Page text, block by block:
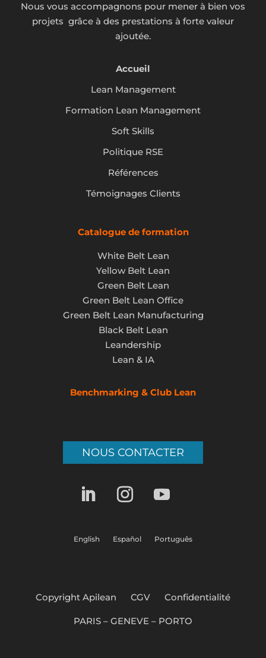
Nous vous accompagnons pour mener à bien vos
projets grâce à des prestations à forte valeur
ajoutée.
Accueil
Lean Management
Formation Lean Management
Soft Skills
Politique RSE
Références
Témoignages Clients
Catalogue de formation
White Belt Lean
Yellow Belt Lean
Green Belt Lean
Green Belt Lean Office
Green Belt Lean Manufacturing
Black Belt Lean
Leandership
Lean & IA
Benchmarking & Club Lean
NOUS CONTACTER
English Español Português
Copyright Apilean CGV Confidentialité
PARIS – GENEVE – PORTO